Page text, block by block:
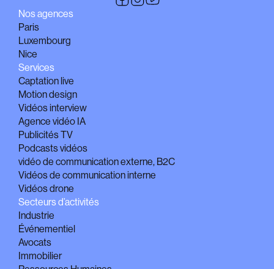
Nos agences
Paris
Luxembourg
Nice
Services
Captation live
Motion design
Vidéos interview
Agence vidéo IA
Publicités TV
Podcasts vidéos
vidéo de communication externe, B2C
Vidéos de communication interne
Vidéos drone
Secteurs d’activités
Industrie
Événementiel
Avocats
Immobilier